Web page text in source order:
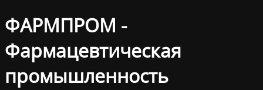
ФАРМПРОМ -
Фармацевтическая
промышленность